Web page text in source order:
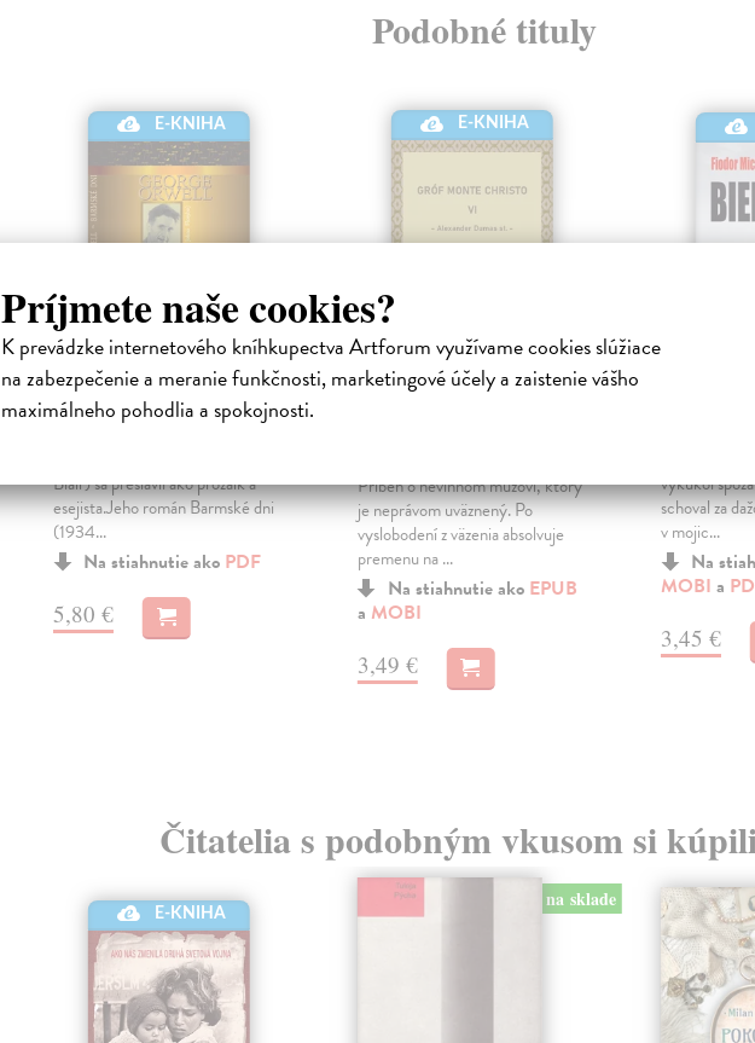
Príjmete naše cookies?
K prevádzke internetového kníhkupectva Artforum využívame cookies slúžiace
na zabezpečenie a meranie funkčnosti, marketingové účely a zaistenie vášho
maximálneho pohodlia a spokojnosti.
Podobné tituly
E-KNIHA
Barmské dni
Orwell George| Elektronická
Blair) sa preslávil ako prozaik a
esejista.Jeho román Barmské dni
(1934...
Na stiahnutie ako PDF
5,80 €
E-KNIHA
Gróf Monte Christo
Príbeh o nevinnom mužovi, ktorý
je neprávom uväznený. Po
vyslobodení z väzenia absolvuje
premenu na ...
Na stiahnutie ako EPUB
a MOBI
3,49 €
vykukol
schoval za
v mojic...
Na
MOBI a
3,45 €
Čitatelia s podobným vkusom si
E-KNIHA
na sklade